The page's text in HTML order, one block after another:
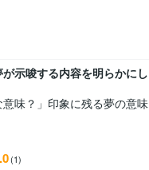
示唆する内容を明らかにし
意味？」印象に残る夢の意味
(1)